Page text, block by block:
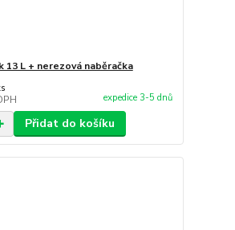
L + nerezová naběračka
expedice 3-5 dnů
Přidat do košíku